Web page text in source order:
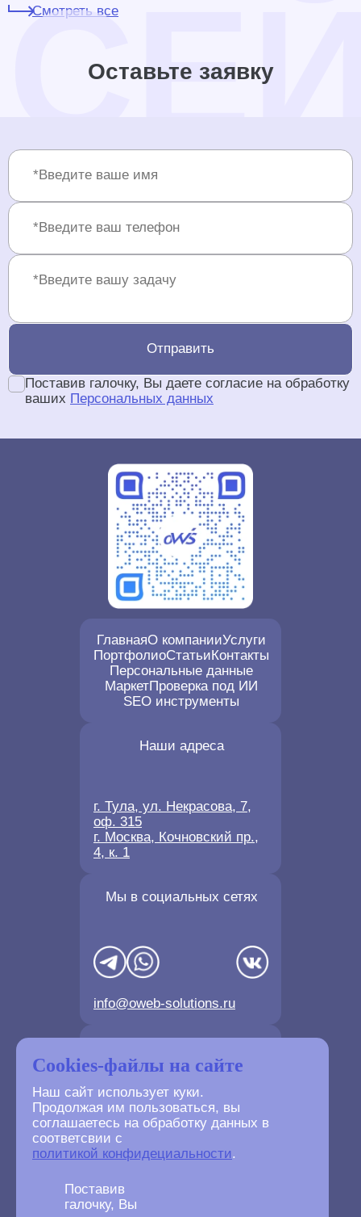
Смотреть все
Оставьте заявку
Отправить
Поставив галочку, Вы даете согласие на обработку
ваших Персональных данных
Cookies-файлы на сайте
Наш сайт использует куки.
Продолжая им пользоваться, вы
соглашаетесь на обработку данных в
соответсвии с
политикой конфидециальности.
Поставив
галочку, Вы
ГлавнаяО компанииУслуги
ПортфолиоСтатьиКонтакты
Персональные данные
МаркетПроверка под ИИ
SEO инструменты
Мы в социальных сетях
info@oweb-solutions.ru
Наши адреса
г. Тула, ул. Некрасова, 7,
оф. 315
г. Москва, Кочновский пр.,
4, к. 1
+7(4872) 702-730
+7(499) 677-61-84